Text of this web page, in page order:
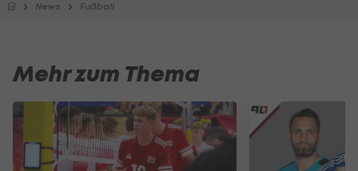
News Fußball
Mehr zum Thema